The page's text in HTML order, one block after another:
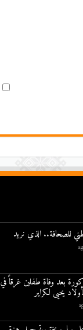
للصحافة.. الذي نريد
بعد وفاة طفلين غرقاً في
يحيى لكراير